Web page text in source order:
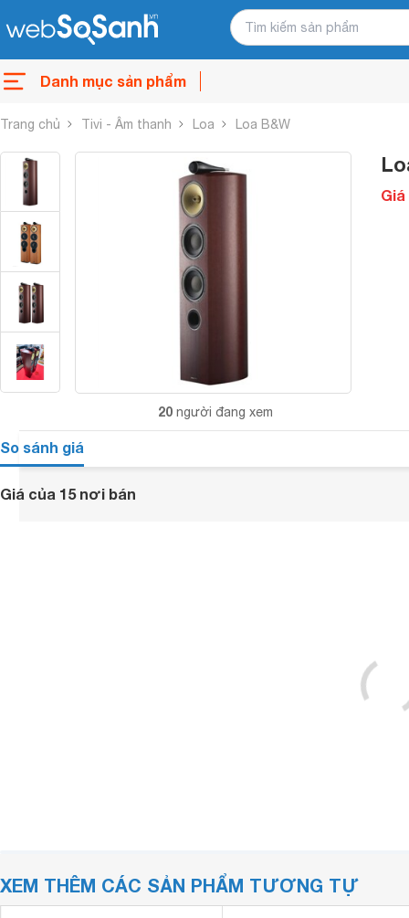
Danh mục sản phẩm
Trang chủ Tivi - Âm thanh Loa Loa B&W
20 người đang xem
Giá
So sánh giá
Giá của 15 nơi bán
XEM THÊM CÁC SẢN PHẨM TƯƠNG TỰ